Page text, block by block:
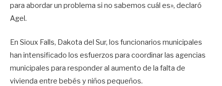
para abordar un problema si no sabemos cuál es», declaró
Agel.
En Sioux Falls, Dakota del Sur, los funcionarios municipales
han intensificado los esfuerzos para coordinar las agencias
municipales para responder al aumento de la falta de
vivienda entre bebés y niños pequeños.